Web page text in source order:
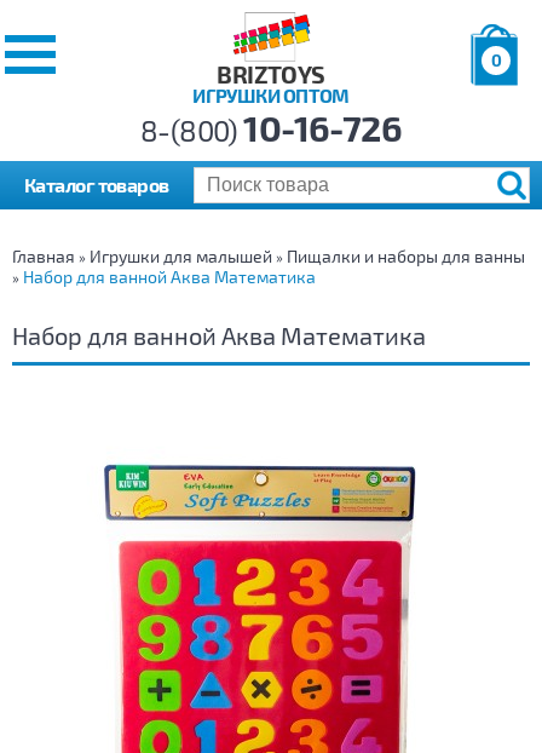
BRIZTOYS
ИГРУШКИ ОПТОМ
0
р.
8-(800)10-16-726
Каталог товаров
Главная » Игрушки для малышей » Пищалки и наборы для ванны
» Набор для ванной Аква Математика
Набор для ванной Аква Математика